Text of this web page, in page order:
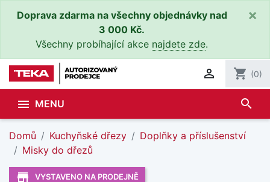
Doprava zdarma na všechny objednávky nad
3 000 Kč.
Všechny probíhající akce najdete zde.
×
 shopping_cart (0)
 MENU search
Domů Kuchyňské dřezy
Doplňky a příslušenství
Misky do dřezů
store_mall_directory VYSTAVENO NA PRODEJNĚ